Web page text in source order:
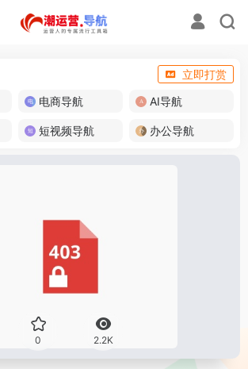
立即打赏
电商导航 AI导航
短视频导航 办公导航
0 2.2K